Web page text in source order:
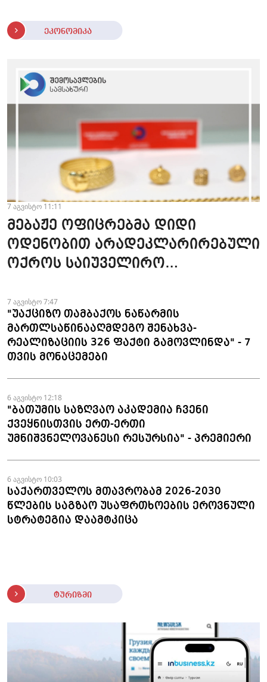
ეკონომიკა
7 აგვისტო 11:11
მებაჟე ოფიცრებმა დიდი
ოდენობით არადეკლარირებული
ოქროს საიუველირო
ფაქტები აღკვეთეს
7 აგვისტო 7:47
"უაქციზო თამბაქოს ნაწარმის
მართლსაწინააღმდეგო შენახვა-
რეალიზაციის 326 ფაქტი გამოვლინდა" - 7
თვის მონაცემები
6 აგვისტო 12:18
"ბათუმის საზღვაო აკადემია ჩვენი
ქვეყნისთვის ერთ-ერთი
უმნიშვნელოვანესი რესურსია" - პრემიერი
6 აგვისტო 10:03
საქართველოს მთავრობამ 2026-2030
წლების საგზაო უსაფრთხოების ეროვნული
სტრატეგია დაამტკიცა
ტურიზმი